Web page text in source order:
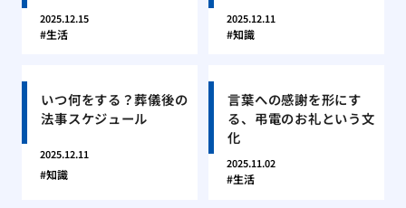
2025.12.15
生活
2025.12.11
知識
いつ何をする？葬儀後の
法事スケジュール
2025.12.11
知識
言葉への感謝を形にす
る、弔電のお礼という文
化
2025.11.02
生活